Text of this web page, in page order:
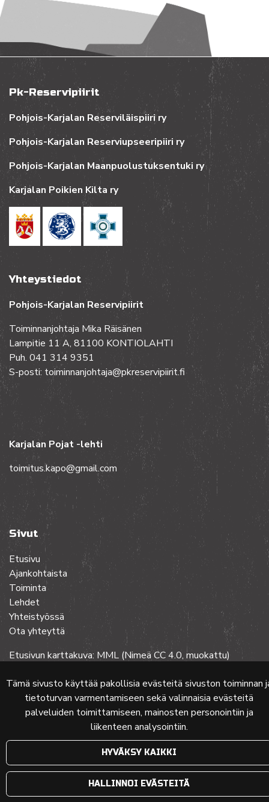
Tämä sivusto käyttää pakollisia evästeitä sivuston toiminnan
tietoturvan varmentamiseen sekä valinnaisia evästeitä
palveluiden toimittamiseen, mainosten personointiin ja
liikenteen analysointiin.
HYVÄKSY KAIKKI
HALLINNOI EVÄSTEITÄ
Pk-Reservipiirit
Pohjois-Karjalan Reserviläispiiri ry
Pohjois-Karjalan Reserviupseeripiiri ry
Pohjois-Karjalan Maanpuolustuksentuki ry
Karjalan Poikien Kilta ry
Yhteystiedot
Pohjois-Karjalan Reservipiirit
Toiminnanjohtaja Mika Räisänen
Lampitie 11 A, 81100 KONTIOLAHTI
Puh. 041 314 9351
S-posti: toiminnanjohtaja@pkreservipiirit.fi
Karjalan Pojat -lehti
toimitus.kapo@gmail.com
Sivut
Etusivu
Ajankohtaista
Toiminta
Lehdet
Yhteistyössä
Ota yhteyttä
Etusivun karttakuva: MML (Nimeä CC 4.0, muokattu)
© 2024 PKMT | VerkkosivuatFlow Oy